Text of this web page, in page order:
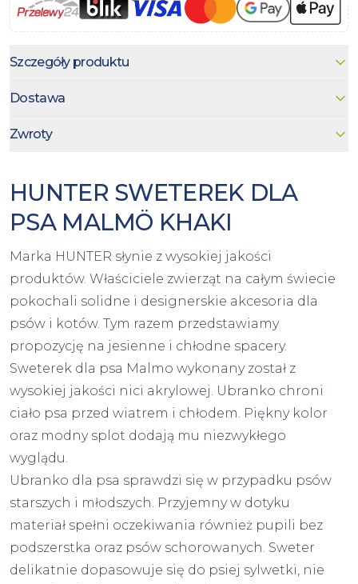
Szczegóły produktu
Dostawa
Zwroty
HUNTER SWETEREK DLA
PSA MALMÖ KHAKI
Marka HUNTER słynie z wysokiej jakości
produktów. Właściciele zwierząt na całym świecie
pokochali solidne i designerskie akcesoria dla
psów i kotów. Tym razem przedstawiamy
propozycję na jesienne i chłodne spacery.
Sweterek dla psa Malmo wykonany został z
wysokiej jakości nici akrylowej. Ubranko chroni
ciało psa przed wiatrem i chłodem. Piękny kolor
oraz modny splot dodają mu niezwykłego
wyglądu.
Ubranko dla psa sprawdzi się w przypadku psów
starszych i młodszych. Przyjemny w dotyku
materiał spełni oczekiwania również pupili bez
podszerstka oraz psów schorowanych. Sweter
delikatnie dopasowuje się do psiej sylwetki, nie